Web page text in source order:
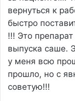
вернуться к
быстро
!!! Это
выпуска саше.
у меня всю
прошло, но с
советую!!!